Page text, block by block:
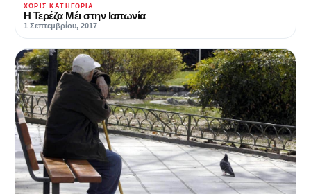
ΧΩΡΊΣ ΚΑΤΗΓΟΡΊΑ
Η Τερέζα Μέι στην Ιαπωνία
1 Σεπτεμβρίου, 2017